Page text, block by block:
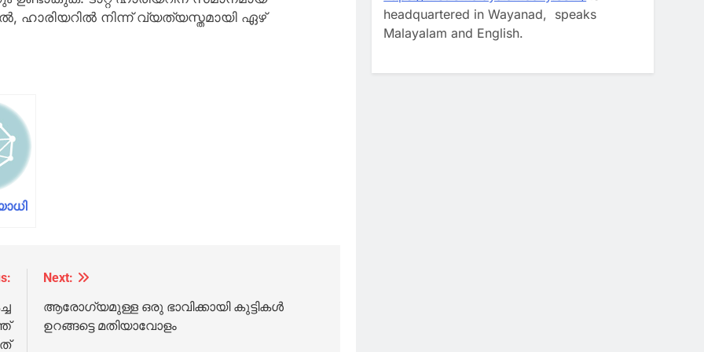
ഹാരിയറില്‍ നിന്ന് വ്യത്യസ്തമായി ഏഴ്
Next:
ആരോഗ്യമുള്ള ഒരു ഭാവിക്കായി കുട്ടികൾ
ഉറങ്ങട്ടെ മതിയാവോളം
headquartered in Wayanad, speaks
Malayalam and English.